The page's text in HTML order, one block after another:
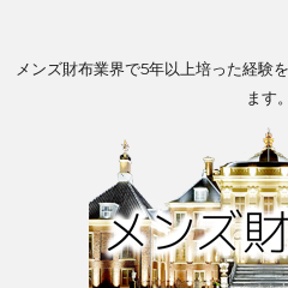
メンズ財布業界で5年以上培った経験
ます。